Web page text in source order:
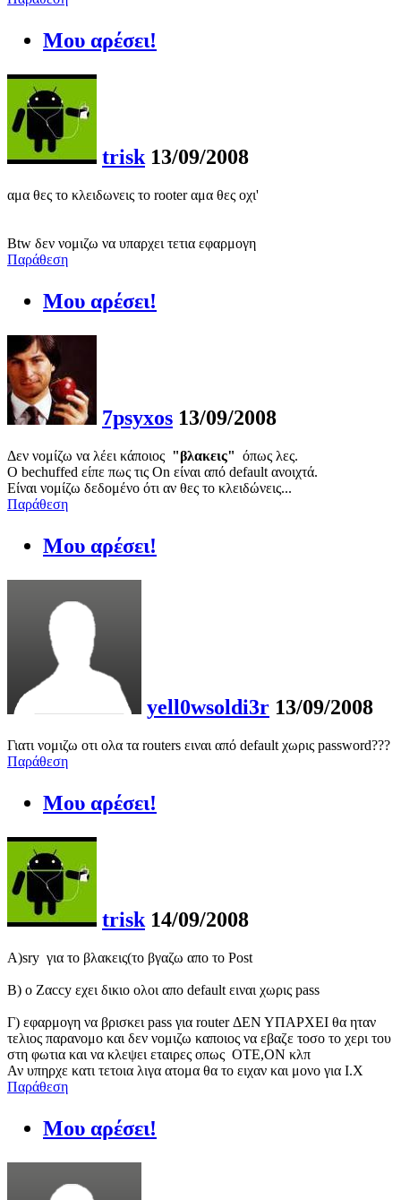
Μου αρέσει!
trisk 13/09/2008
αμα θες το κλειδωνεις το rooter αμα θες οχι'
Btw δεν νομιζω να υπαρχει τετια εφαρμογη
Παράθεση
Μου αρέσει!
7psyxos 13/09/2008
Δεν νομίζω να λέει κάποιος "βλακεις" όπως λες.
Ο bechuffed είπε πως τις On είναι από default ανοιχτά.
Είναι νομίζω δεδομένο ότι αν θες το κλειδώνεις...
Παράθεση
Μου αρέσει!
yell0wsoldi3r 13/09/2008
Γιατι νομιζω οτι ολα τα routers ειναι από default χωρις password???
Παράθεση
Μου αρέσει!
trisk 14/09/2008
Α)sry για το βλακεις(το βγαζω απο το Post
Β) ο Ζαccy εχει δικιο ολοι απο default ειναι χωρις pass
Γ) εφαρμογη να βρισκει pass για router ΔΕΝ ΥΠΑΡΧΕΙ θα ηταν
τελιος παρανομο και δεν νομιζω καποιος να εβαζε τοσο το χερι του
στη φωτια και να κλεψει εταιρες οπως ΟΤΕ,ΟΝ κλπ
Αν υπηρχε κατι τετοια λιγα ατομα θα το ειχαν και μονο για Ι.Χ
Παράθεση
Μου αρέσει!